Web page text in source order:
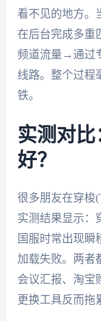
看不见的地方。
在后台完成多重
频道流量→通过
线路。整个过程
铁。
实测对
好？
很多朋友在穿梭
实测结果显示：
国服时常出现瞬
加载失败。两者
会议汇报、淘宝
更换工具反而拖